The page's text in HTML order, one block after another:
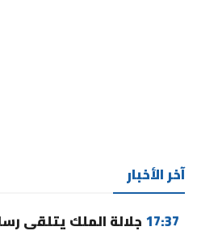
آخر الأخبار
17:37 جلالة الملك يتلقى